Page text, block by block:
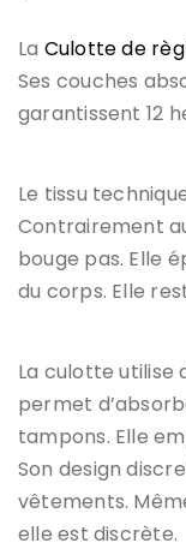
La Culotte de
Ses couches
garantissent 12
Le tissu
Contrairement
bouge pas. Elle
du corps. Elle
La culotte utilise
permet
tampons. Elle
Son design
vêtements.
elle est discrète.